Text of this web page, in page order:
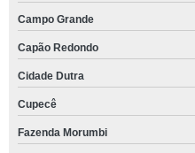
Campo Grande
Capão Redondo
Cidade Dutra
Cupecê
Fazenda Morumbi